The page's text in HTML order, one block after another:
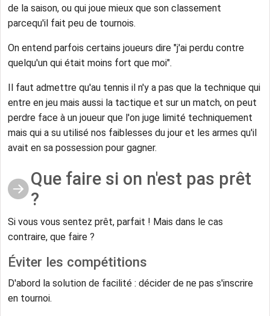
de la saison, ou qui joue mieux que son classement
parcequ'il fait peu de tournois.
On entend parfois certains joueurs dire "j'ai perdu contre
quelqu'un qui était moins fort que moi".
Il faut admettre qu'au tennis il n'y a pas que la technique qui
entre en jeu mais aussi la tactique et sur un match, on peut
perdre face à un joueur que l'on juge limité techniquement
mais qui a su utilisé nos faiblesses du jour et les armes qu'il
avait en sa possession pour gagner.
Que faire si on n'est pas prêt
?
Si vous vous sentez prêt, parfait ! Mais dans le cas
contraire, que faire ?
Éviter les compétitions
D'abord la solution de facilité : décider de ne pas s'inscrire
en tournoi.